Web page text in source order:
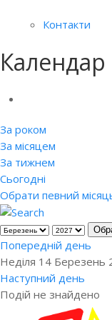
Контакти
За роком
За місяцем
За тижнем
Сьогодні
Обрати певний
Попередній день
Неділя 14 Березень
Наступний день
Подій не знайдено